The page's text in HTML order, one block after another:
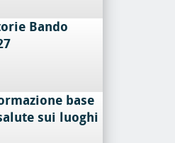
Bando
base
sui luoghi